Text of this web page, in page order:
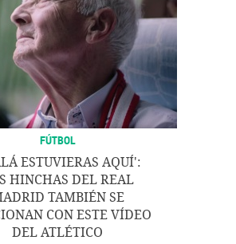
FÚTBOL
ESTUVIERAS AQUÍ':
HINCHAS DEL REAL
TAMBIÉN SE
CON ESTE VÍDEO
DEL ATLÉTICO